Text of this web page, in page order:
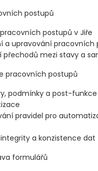
postupů
postupů v Jiře
a upravování pracovních
přechodů mezi stavy a
pracovních postupů
podmínky a post-
pravidel pro
a konzistence dat
formulářů